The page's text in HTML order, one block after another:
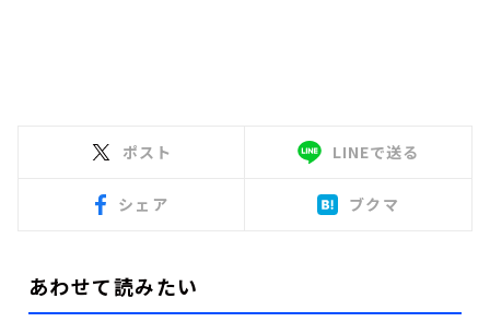
ポスト LINEで送る
シェア ブクマ
あわせて読みたい